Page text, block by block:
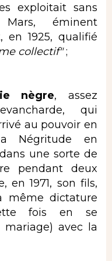
exploitait sans
Mars, éminent
en 1925, qualifié
collectif";
nègre, assez
qui
au pouvoir en
Négritude en
une sorte de
pendant deux
en 1971, son fils,
même dictature
fois en se
mariage) avec la